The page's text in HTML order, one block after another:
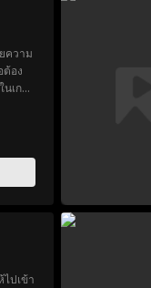
ความ
อง
นเกม
ไปเข้า